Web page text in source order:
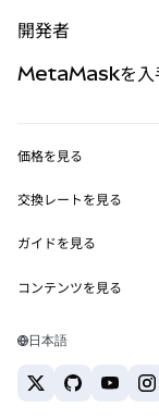
パーペチュアル
RWA
開発者
MetaMask
Snaps
Web3サービス
MetaMaskを入
セキュリティ
サポート
キャリア
お問い合わせ
価格を見る
イーサリアムの価格
Solanaの価格
Tetherの価格
交換レートを見る
ETH→USD
USDT→INR
BTC→INR
ETH→USDT
ガイドを見る
ETHの購入
USDTの購入
コンテンツを見る
Solanaウォレット
日本語